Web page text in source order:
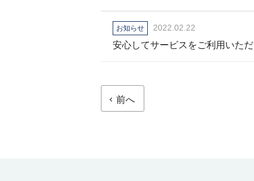
お知らせ 2022.02.22
安心してサービスをご利用いた
前へ